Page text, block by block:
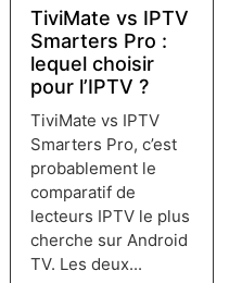
TiviMate vs IPTV
Smarters Pro :
lequel choisir
pour l’IPTV ?
TiviMate vs IPTV
Smarters Pro, c’est
probablement le
comparatif de
lecteurs IPTV le plus
cherche sur Android
TV. Les deux...